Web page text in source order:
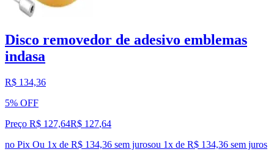
Disco removedor de adesivo emblemas
indasa
R$ 134,36
5% OFF
Preço R$ 127,64R$ 127,64
no Pix Ou 1x de R$ 134,36 sem jurosou 1x de R$ 134,36 sem juros